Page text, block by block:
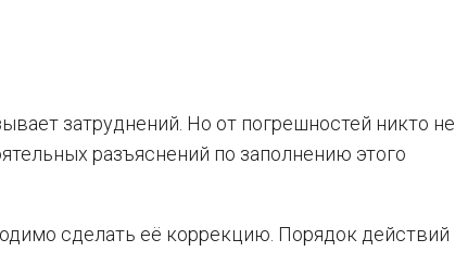
затруднений. Но от погрешностей никто не
разъяснений по заполнению этого
сделать её коррекцию. Порядок действий